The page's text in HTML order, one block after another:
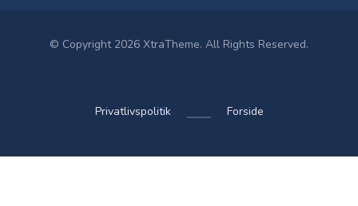
© Copyright 2026 XtraTheme. All Rights Reserved.
Privatlivspolitik Forside